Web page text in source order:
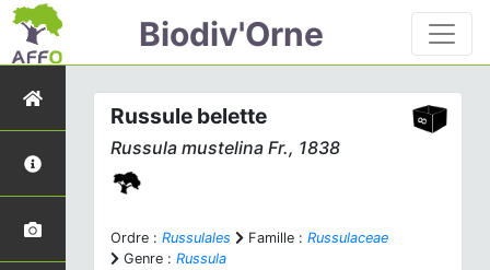
Biodiv'Orne
Russule belette
Russula mustelina Fr., 1838
Ordre : Russulales Famille : Russulaceae
Genre : Russula